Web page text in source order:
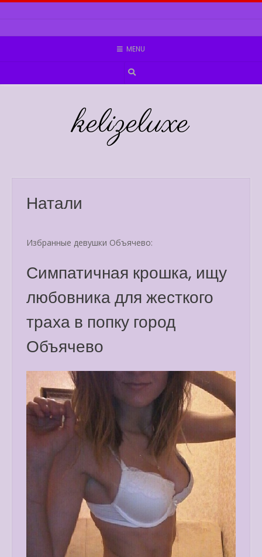
Skip
MENU
kelizeluxe
Натали
Избранные девушки Объячево:
Симпатичная крошка, ищу
любовника для жесткого
траха в попку город
Объячево